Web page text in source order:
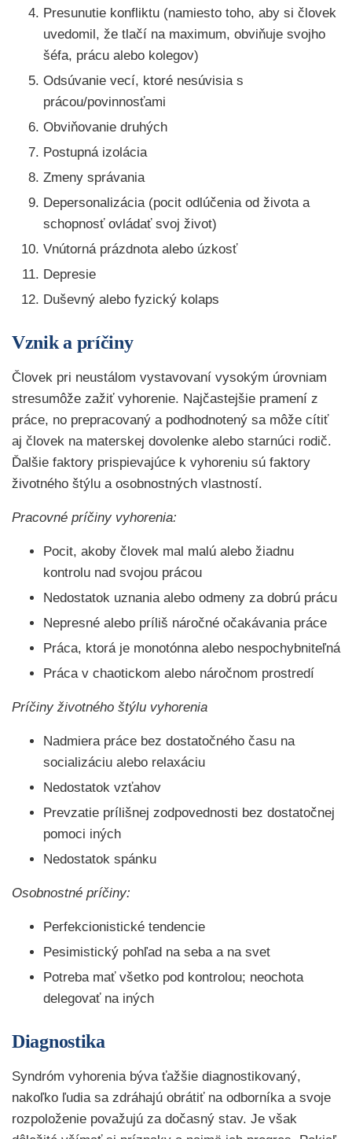
Presunutie konfliktu (namiesto toho, aby si človek
uvedomil, že tlačí na maximum, obviňuje svojho
šéfa, prácu alebo kolegov)
Odsúvanie vecí, ktoré nesúvisia s
prácou/povinnosťami
Obviňovanie druhých
Postupná izolácia
Zmeny správania
Depersonalizácia (pocit odlúčenia od života a
schopnosť ovládať svoj život)
Vnútorná prázdnota alebo úzkosť
Depresie
Duševný alebo fyzický kolaps
Vznik a príčiny
Človek pri neustálom vystavovaní vysokým úrovniam
stresumôže zažiť vyhorenie. Najčastejšie pramení z
práce, no prepracovaný a podhodnotený sa môže cítiť
aj človek na materskej dovolenke alebo starnúci rodič.
Ďalšie faktory prispievajúce k vyhoreniu sú faktory
životného štýlu a osobnostných vlastností.
Pracovné príčiny vyhorenia:
Pocit, akoby človek mal malú alebo žiadnu
kontrolu nad svojou prácou
Nedostatok uznania alebo odmeny za dobrú prácu
Nepresné alebo príliš náročné očakávania práce
Práca, ktorá je monotónna alebo nespochybniteľná
Práca v chaotickom alebo náročnom prostredí
Príčiny životného štýlu vyhorenia
Nadmiera práce bez dostatočného času na
socializáciu alebo relaxáciu
Nedostatok vzťahov
Prevzatie prílišnej zodpovednosti bez dostatočnej
pomoci iných
Nedostatok spánku
Osobnostné príčiny:
Perfekcionistické tendencie
Pesimistický pohľad na seba a na svet
Potreba mať všetko pod kontrolou; neochota
delegovať na iných
Diagnostika
Syndróm vyhorenia býva ťažšie diagnostikovaný,
nakoľko ľudia sa zdráhajú obrátiť na odborníka a svoje
rozpoloženie považujú za dočasný stav. Je však